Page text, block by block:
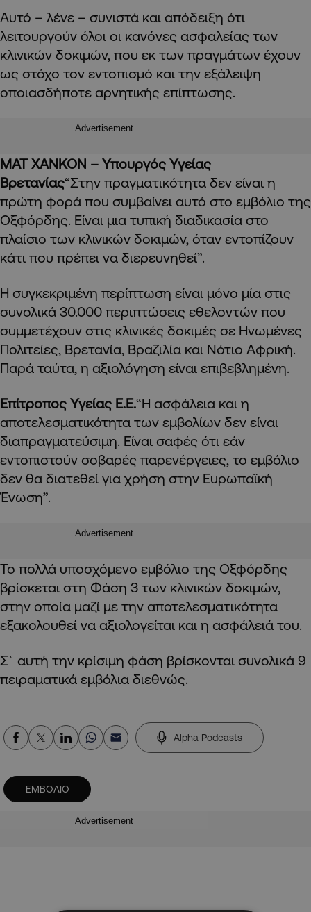
Αυτό – λένε – συνιστά και απόδειξη ότι
λειτουργούν όλοι οι κανόνες ασφαλείας των
κλινικών δοκιμών, που εκ των πραγμάτων έχουν
ως στόχο τον εντοπισμό και την εξάλειψη
οποιασδήποτε αρνητικής επίπτωσης.
Advertisement
ΜΑΤ ΧΑΝΚΟΝ – Υπουργός Υγείας
Βρετανίας“Στην πραγματικότητα δεν είναι η
πρώτη φορά που συμβαίνει αυτό στο εμβόλιο της
Οξφόρδης. Είναι μια τυπική διαδικασία στο
πλαίσιο των κλινικών δοκιμών, όταν εντοπίζουν
κάτι που πρέπει να διερευνηθεί”.
Η συγκεκριμένη περίπτωση είναι μόνο μία στις
συνολικά 30.000 περιπτώσεις εθελοντών που
συμμετέχουν στις κλινικές δοκιμές σε Ηνωμένες
Πολιτείες, Βρετανία, Βραζιλία και Νότιο Αφρική.
Παρά ταύτα, η αξιολόγηση είναι επιβεβλημένη.
Επίτροπος Υγείας Ε.Ε.“Η ασφάλεια και η
αποτελεσματικότητα των εμβολίων δεν είναι
διαπραγματεύσιμη. Είναι σαφές ότι εάν
εντοπιστούν σοβαρές παρενέργειες, το εμβόλιο
δεν θα διατεθεί για χρήση στην Ευρωπαϊκή
Ένωση”.
Advertisement
Το πολλά υποσχόμενο εμβόλιο της Οξφόρδης
βρίσκεται στη Φάση 3 των κλινικών δοκιμών,
στην οποία μαζί με την αποτελεσματικότητα
εξακολουθεί να αξιολογείται και η ασφάλειά του.
Σ` αυτή την κρίσιμη φάση βρίσκονται συνολικά 9
πειραματικά εμβόλια διεθνώς.
Alpha Podcasts
ΕΜΒΟΛΙΟ
Advertisement